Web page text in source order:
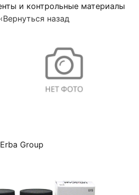
и контрольные материалы
‹Вернуться назад
Erba Group